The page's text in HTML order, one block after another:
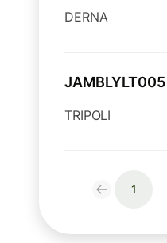
DERNA
JAMBLYLT005
TRIPOLI
1